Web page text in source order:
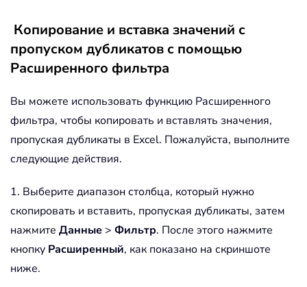
Копирование и вставка значений с
пропуском дубликатов с помощью
Расширенного фильтра
Вы можете использовать функцию Расширенного
фильтра, чтобы копировать и вставлять значения,
пропуская дубликаты в Excel. Пожалуйста, выполните
следующие действия.
1. Выберите диапазон столбца, который нужно
скопировать и вставить, пропуская дубликаты, затем
нажмите Данные > Фильтр. После этого нажмите
кнопку Расширенный, как показано на скриншоте
ниже.